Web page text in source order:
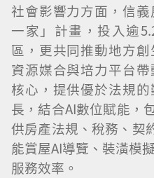
社會影響力方面，信
一家」計畫，投入逾
區，更共同推動地方
資源媒合與培力平台
核心，提供優於法規
長，結合AI數位賦能，
供房產法規、稅務、契
能賞屋AI導覽、裝潢模
服務效率。